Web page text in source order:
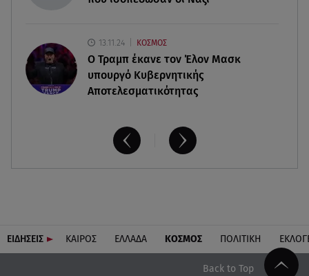
13.11.24 ΚΟΣΜΟΣ
O Τραμπ έκανε τον Έλον Μασκ
υπουργό Κυβερνητικής
Αποτελεσματικότητας
ΕΙΔΗΣΕΙΣ ΚΑΙΡΟΣ ΕΛΛΑΔΑ ΚΟΣΜΟΣ ΠΟΛΙΤΙΚΗ
Back to Top